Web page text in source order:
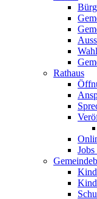
Rathaus